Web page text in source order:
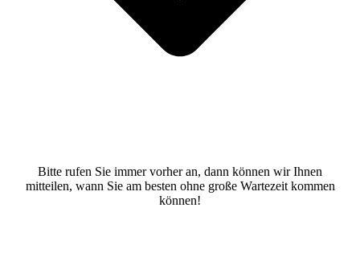
Bitte rufen Sie immer vorher an, dann können wir Ihnen
mitteilen, wann Sie am besten ohne große Wartezeit kommen
können!